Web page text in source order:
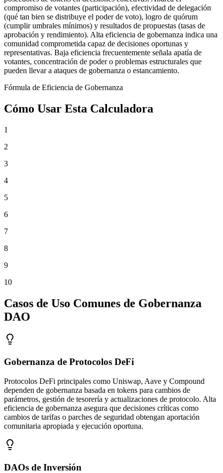
compromiso de votantes (participación), efectividad de delegación
(qué tan bien se distribuye el poder de voto), logro de quórum
(cumplir umbrales mínimos) y resultados de propuestas (tasas de
aprobación y rendimiento). Alta eficiencia de gobernanza indica una
comunidad comprometida capaz de decisiones oportunas y
representativas. Baja eficiencia frecuentemente señala apatía de
votantes, concentración de poder o problemas estructurales que
pueden llevar a ataques de gobernanza o estancamiento.
Fórmula de Eficiencia de Gobernanza
Cómo Usar Esta Calculadora
1
2
3
4
5
6
7
8
9
10
Casos de Uso Comunes de Gobernanza
DAO
Gobernanza de Protocolos DeFi
Protocolos DeFi principales como Uniswap, Aave y Compound
dependen de gobernanza basada en tokens para cambios de
parámetros, gestión de tesorería y actualizaciones de protocolo. Alta
eficiencia de gobernanza asegura que decisiones críticas como
cambios de tarifas o parches de seguridad obtengan aportación
comunitaria apropiada y ejecución oportuna.
DAOs de Inversión